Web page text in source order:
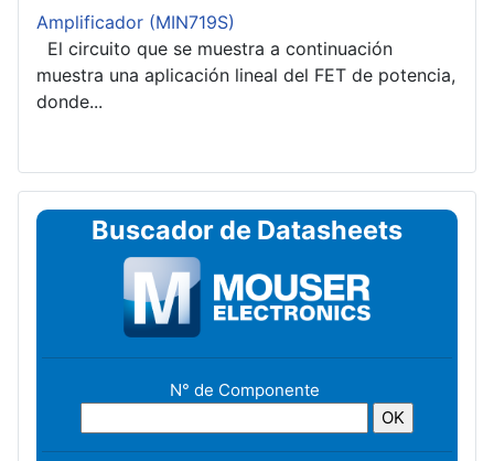
Amplificador (MIN719S)
El circuito que se muestra a continuación
muestra una aplicación lineal del FET de potencia,
donde...
Buscador de Datasheets
N° de Componente